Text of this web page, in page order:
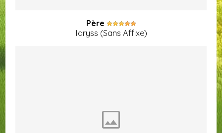
Père
Idryss (Sans Affixe)